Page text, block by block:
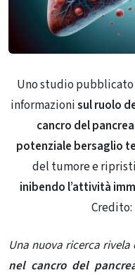
Uno studio pubblicato
informazionisul ruolo
cancro del
potenziale bersaglio
del tumore e
inibendo l’attività
Credito:
Una nuova ricerca rivela
nel cancro del